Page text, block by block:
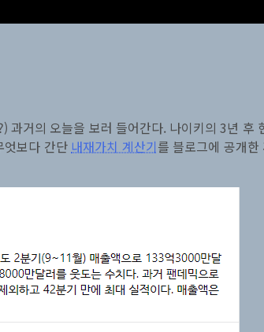
거의 오늘을 보러 들어간다. 나이키의 3년 후
엇보다 간단 내재가치 계산기를 블로그에 공개